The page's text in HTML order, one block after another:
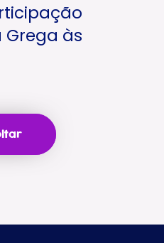
Grega às